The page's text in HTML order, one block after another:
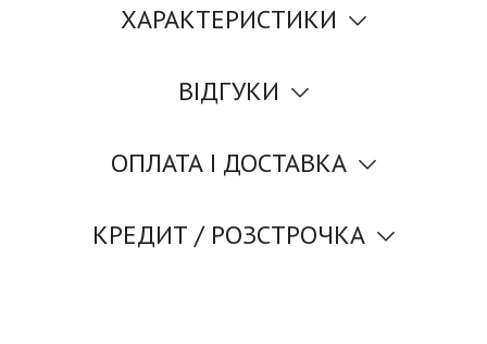
ХАРАКТЕРИСТИКИ
ВІДГУКИ
ОПЛАТА І ДОСТАВКА
КРЕДИТ / РОЗСТРОЧКА